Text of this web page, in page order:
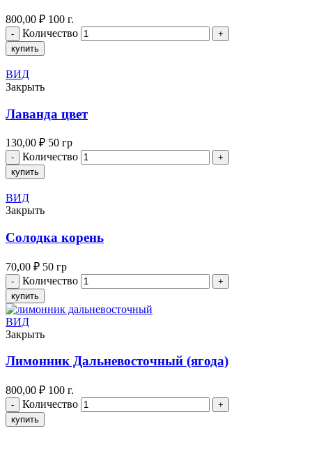
800,00 ₽ 100 г.
Количество
купить
ВИД
Закрыть
Лаванда цвет
130,00 ₽ 50 гр
Количество
купить
ВИД
Закрыть
Солодка корень
70,00 ₽ 50 гр
Количество
купить
ВИД
Закрыть
Лимонник Дальневосточный (ягода)
800,00 ₽ 100 г.
Количество
купить